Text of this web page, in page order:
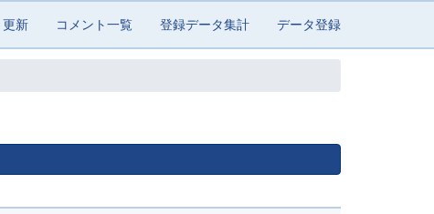
新 コメント一覧 登録データ集計 データ登録